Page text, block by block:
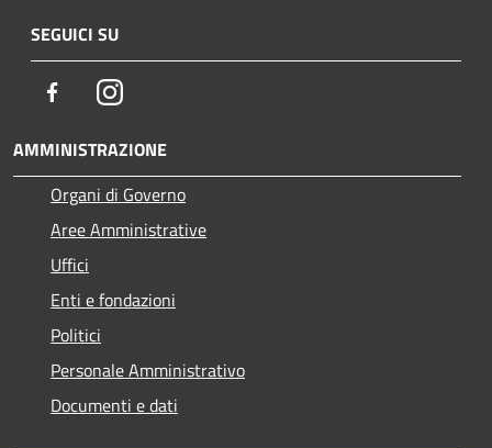
SEGUICI SU
FacebookInstagram
AMMINISTRAZIONE
Organi di Governo
Aree Amministrative
Uffici
Enti e fondazioni
Politici
Personale Amministrativo
Documenti e dati